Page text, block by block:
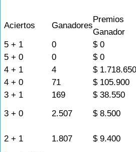
Aciertos Ganadores
Ganador
5 + 1
0 $ 0
5 + 0
0 $ 0
4 + 1
4 $ 1.718.650
4 + 0
71 $ 105.900
3 + 1
169 $ 38.550
3 + 0
2.507 $ 8.500
2 + 1
1.807 $ 9.400